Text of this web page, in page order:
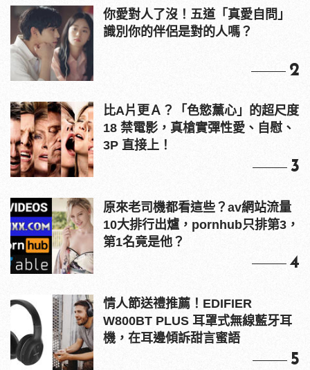
你愛對人了沒！五道「真愛自問」
識別你的伴侶是對的人嗎？
2
比A片更Ａ？「色慾薰心」的超尺度
18 禁電影，真槍實彈性愛、自慰、
3P 直接上！
3
原來老司機都看這些？av網站流量
10大排行出爐，pornhub只排第3，
第1名竟是他？
4
情人節送禮推薦！EDIFIER
W800BT PLUS 耳罩式無線藍牙耳
機，在耳邊傾訴甜言蜜語
5